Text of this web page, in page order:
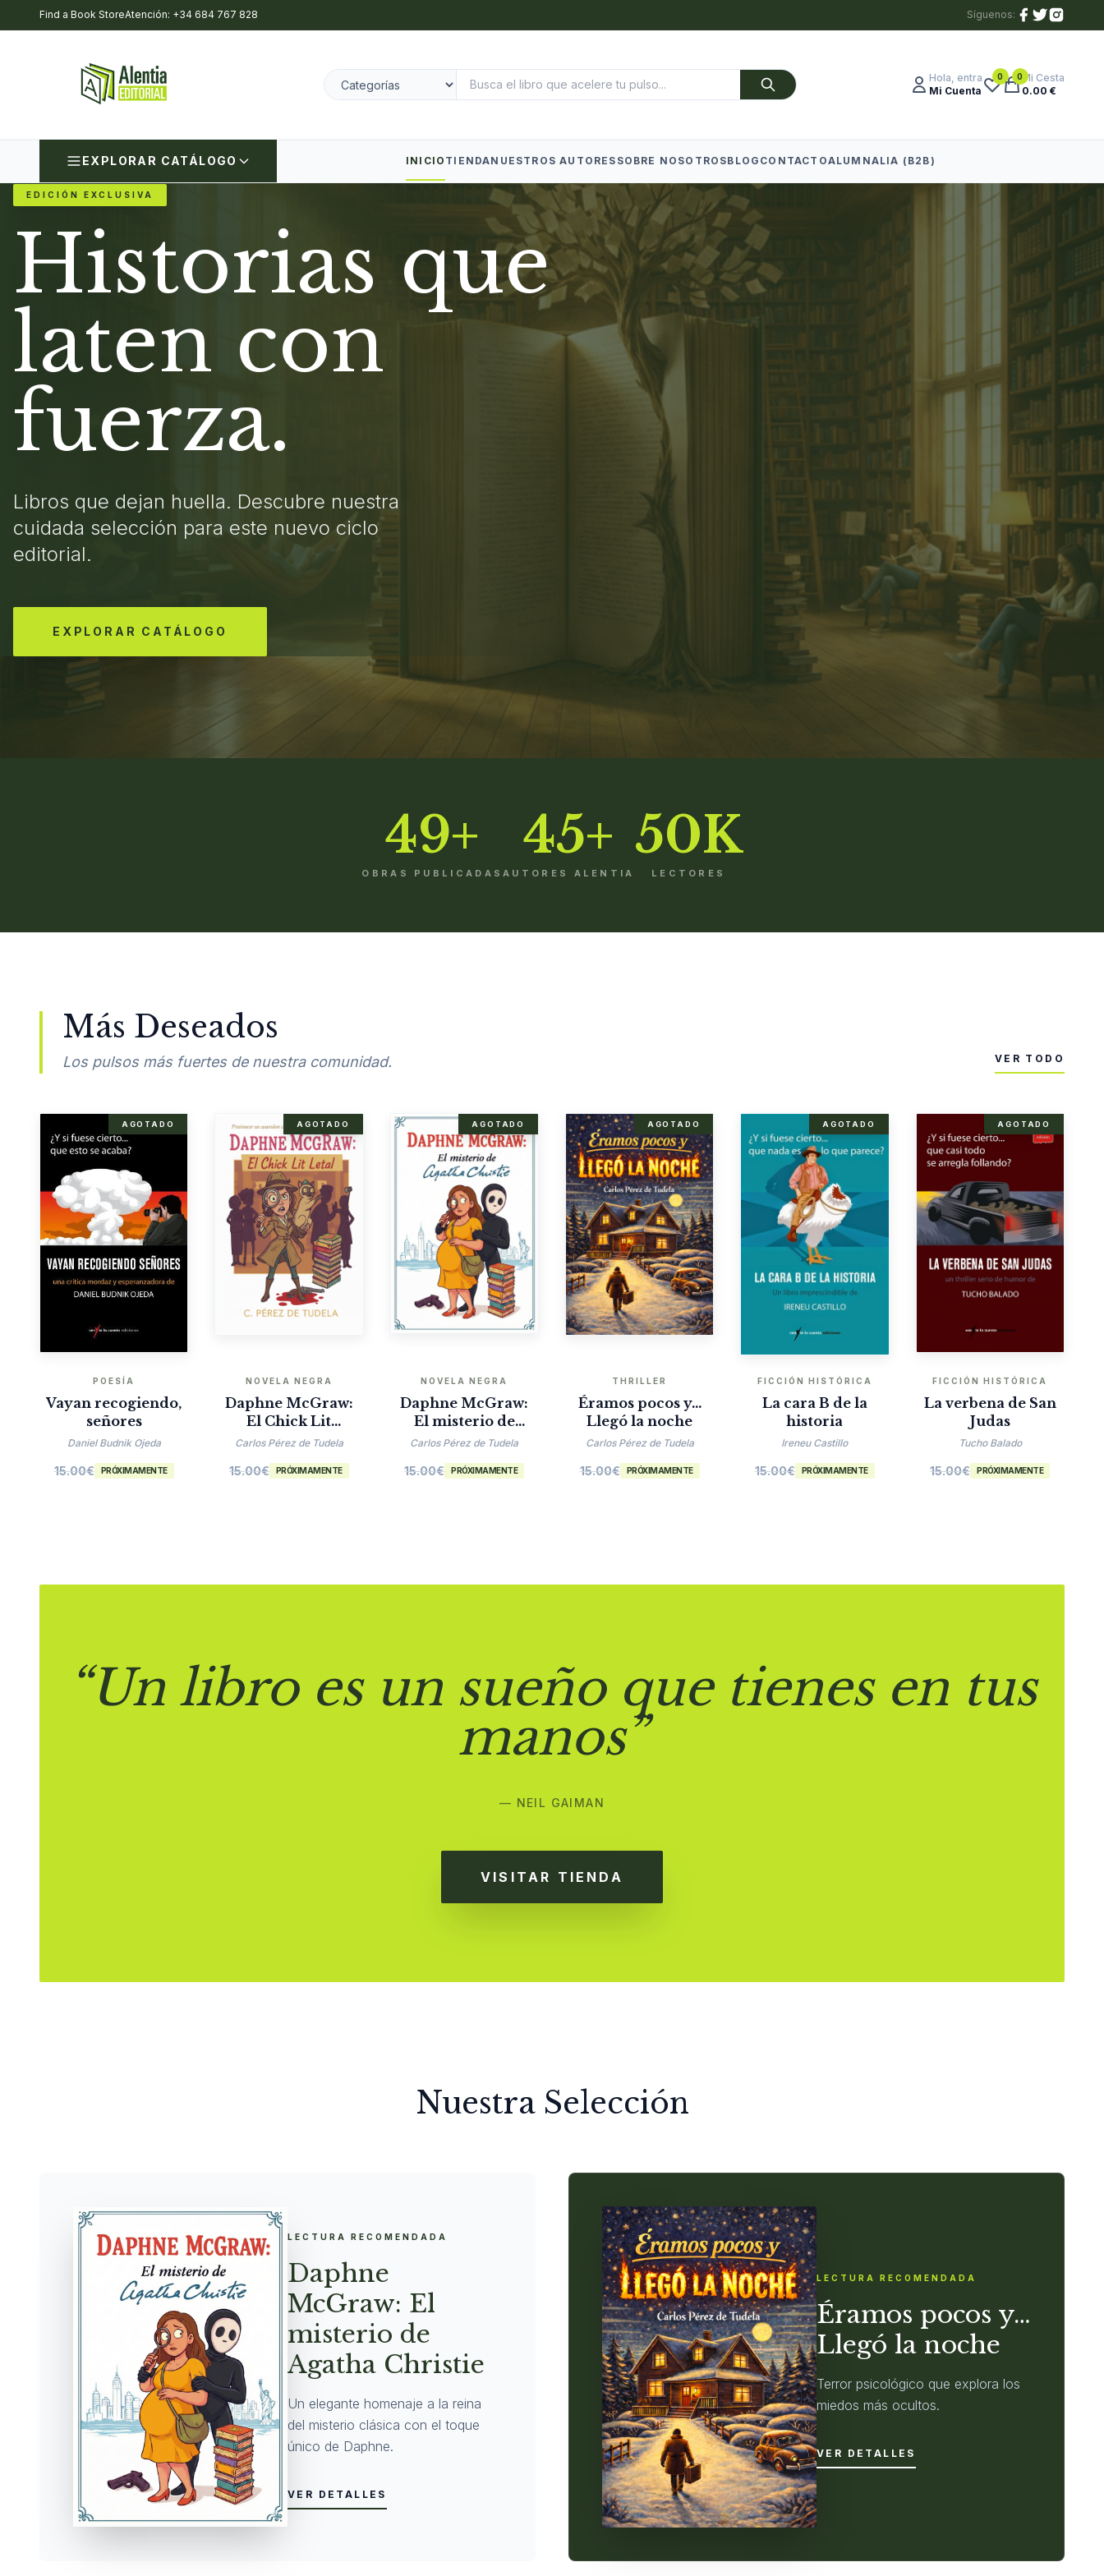
Find a Book StoreAtención: +34 684 767 828 Síguenos:
Hola, entra
Mi Cuenta
0 0Mi Cesta
0.00 €
EXPLORAR CATÁLOGO INICIO TIENDANUESTROS AUTORES SOBRE NOSOTROSBLOG CONTACTOALUMNALIA (B2B)
EDICIÓN EXCLUSIVA
Historias que
laten con
fuerza.
Libros que dejan huella. Descubre nuestra
cuidada selección para este nuevo ciclo
editorial.
EXPLORAR CATÁLOGO
49+
OBRAS PUBLICADAS
45+
AUTORES ALENTIA
50K
LECTORES
Más Deseados
Los pulsos más fuertes de nuestra comunidad. VER TODO
AGOTADO
POESÍA
Vayan recogiendo,
señores
Daniel Budnik Ojeda
15.00€ PRÓXIMAMENTE
AGOTADO
NOVELA NEGRA
Daphne McGraw:
El Chick Lit
Mortal
Carlos Pérez de Tudela
15.00€ PRÓXIMAMENTE
AGOTADO
NOVELA NEGRA
Daphne McGraw:
El misterio de
Agatha Christie
Carlos Pérez de Tudela
15.00€ PRÓXIMAMENTE
AGOTADO
THRILLER
Éramos pocos y…
Llegó la noche
Carlos Pérez de Tudela
15.00€ PRÓXIMAMENTE
AGOTADO
FICCIÓN HISTÓRICA
La cara B de la
historia
Ireneu Castillo
15.00€ PRÓXIMAMENTE
AGOTADO
FICCIÓN HISTÓRICA
La verbena de San
Judas
Tucho Balado
15.00€ PRÓXIMAMENTE
“Un libro es un sueño que tienes en tus
manos”
— NEIL GAIMAN
VISITAR TIENDA
Nuestra Selección
LECTURA RECOMENDADA
Daphne
McGraw: El
misterio de
Agatha Christie
Un elegante homenaje a la reina
del misterio clásica con el toque
único de Daphne.
VER DETALLES
LECTURA RECOMENDADA
Éramos pocos y…
Llegó la noche
Terror psicológico que explora los
miedos más ocultos.
VER DETALLES